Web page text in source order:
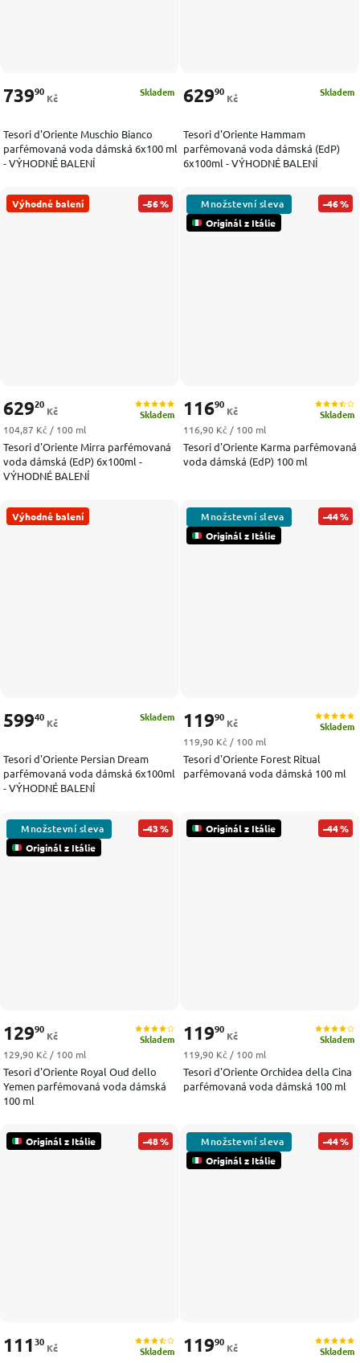
Tesori d'Oriente Muschio Bianco
parfémovaná voda dámská 6x100 ml
- VÝHODNÉ BALENÍ
Skladem
73990
Kč
Tesori d'Oriente Hammam
parfémovaná voda dámská (EdP)
6x100ml - VÝHODNÉ BALENÍ
Skladem
62990
Kč
Výhodné balení –56 %
Tesori d'Oriente Mirra parfémovaná
voda dámská (EdP) 6x100ml -
VÝHODNÉ BALENÍ
Skladem
62920
Kč
Měrná cena:
104,87 Kč / 100 ml
Originál z Itálie
–46 %
Tesori d'Oriente Karma parfémovaná
voda dámská (EdP) 100 ml
Skladem
11690
Kč
Měrná cena:
116,90 Kč / 100 ml
Výhodné balení
Tesori d'Oriente Persian Dream
parfémovaná voda dámská 6x100ml
- VÝHODNÉ BALENÍ
Skladem
59940
Kč
Originál z Itálie
–44 %
Tesori d'Oriente Forest Ritual
parfémovaná voda dámská 100 ml
Skladem
11990
Kč
Měrná cena:
119,90 Kč / 100 ml
Originál z Itálie
–43 %
Tesori d'Oriente Royal Oud dello
Yemen parfémovaná voda dámská
100 ml
Skladem
12990
Kč
Měrná cena:
129,90 Kč / 100 ml
Originál z Itálie –44 %
Tesori d'Oriente Orchidea della Cina
parfémovaná voda dámská 100 ml
Skladem
11990
Kč
Měrná cena:
119,90 Kč / 100 ml
Originál z Itálie –48 %
Skladem
111 30
Kč
Originál z Itálie
–44 %
Skladem
11990
Kč